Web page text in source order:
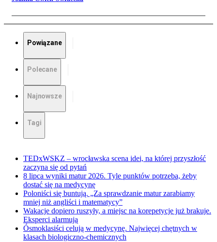
Powiązane
Polecane
Najnowsze
Tagi
TEDxWSKZ – wrocławska scena idei, na której przyszłość
zaczyna się od pytań
8 lipca wyniki matur 2026. Tyle punktów potrzeba, żeby
dostać się na medycynę
Poloniści się buntują. „Za sprawdzanie matur zarabiamy
mniej niż angliści i matematycy”
Wakacje dopiero ruszyły, a miejsc na korepetycje już brakuje.
Eksperci alarmują
Ósmoklasiści celują w medycynę. Najwięcej chętnych w
klasach biologiczno-chemicznych